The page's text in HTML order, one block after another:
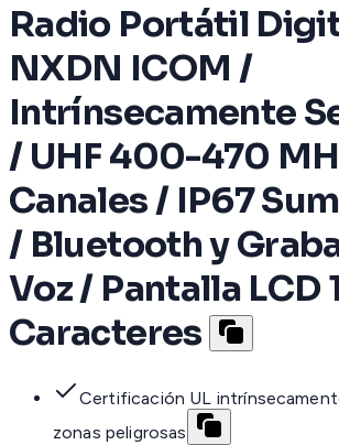
Radio Portátil
NXDN ICOM /
Intrínsecamente
/ UHF 400-470
Canales / IP67
/ Bluetooth y
Voz / Pantalla LCD
Caracteres
Certificación UL
zonas peligrosas